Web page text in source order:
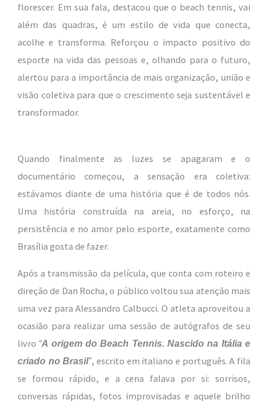
florescer. Em sua fala, destacou que o beach tennis, vai
além das quadras, é um estilo de vida que conecta,
acolhe e transforma. Reforçou o impacto positivo do
esporte na vida das pessoas e, olhando para o futuro,
alertou para a importância de mais organização, união e
visão coletiva para que o crescimento seja sustentável e
transformador.
Quando finalmente as luzes se apagaram e o
documentário começou, a sensação era coletiva:
estávamos diante de uma história que é de todos nós.
Uma história construída na areia, no esforço, na
persistência e no amor pelo esporte, exatamente como
Brasília gosta de fazer.
Após a transmissão da película, que conta com roteiro e
direção de Dan Rocha, o público voltou sua atenção mais
uma vez para Alessandro Calbucci. O atleta aproveitou a
ocasião para realizar uma sessão de autógrafos de seu
livro “A origem do Beach Tennis. Nascido na Itália e
criado no Brasil”, escrito em italiano e português. A fila
se formou rápido, e a cena falava por si: sorrisos,
conversas rápidas, fotos improvisadas e aquele brilho